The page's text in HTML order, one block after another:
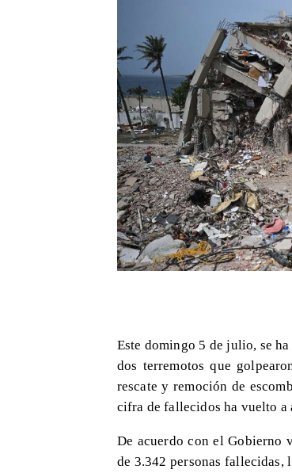
Este domingo 5 de julio, se
dos terremotos que
rescate y remoción de
cifra de fallecidos ha vuelto a
De acuerdo con el Gobierno
de 3.342 personas